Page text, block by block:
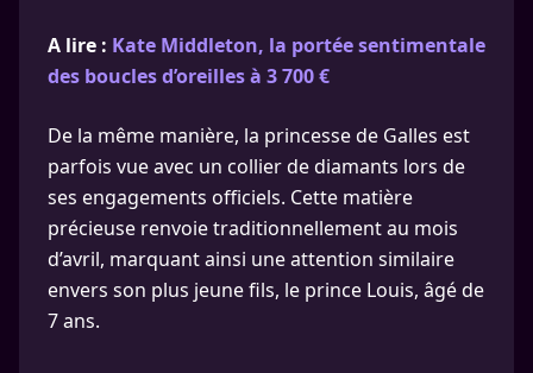
A lire : Kate Middleton, la portée sentimentale
des boucles d’oreilles à 3 700 €
De la même manière, la princesse de Galles est
parfois vue avec un collier de diamants lors de
ses engagements officiels. Cette matière
précieuse renvoie traditionnellement au mois
d’avril, marquant ainsi une attention similaire
envers son plus jeune fils, le prince Louis, âgé de
7 ans.